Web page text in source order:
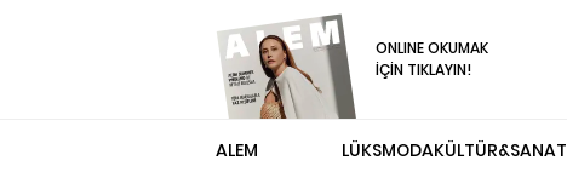
ONLINE OKUMAK
İÇİN TIKLAYIN!
ALEM LÜKSMODAKÜLTÜR&SANAT